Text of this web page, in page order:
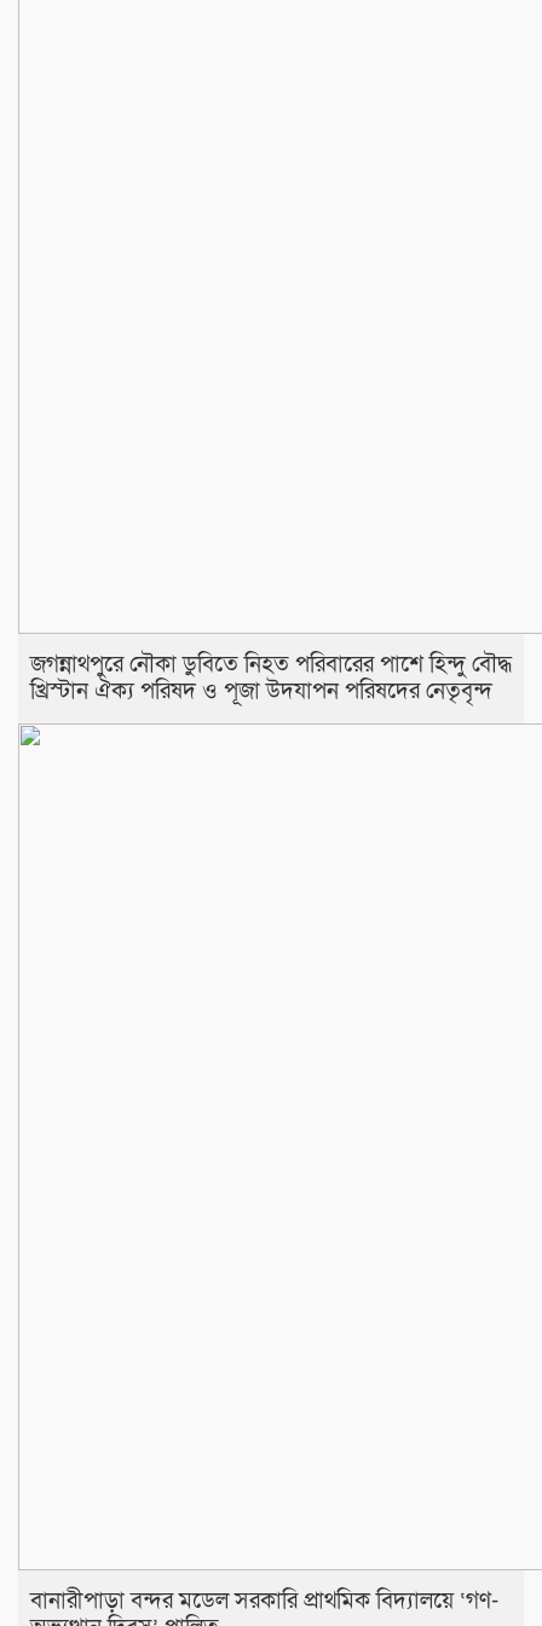
জগন্নাথপুরে নৌকা ডুবিতে নিহত পরিবারের পাশে হিন্দু বৌদ্ধ
খ্রিস্টান ঐক্য পরিষদ ও পূজা উদযাপন পরিষদের নেতৃবৃন্দ
​বানারীপাড়া বন্দর মডেল সরকারি প্রাথমিক বিদ্যালয়ে ‘গণ-